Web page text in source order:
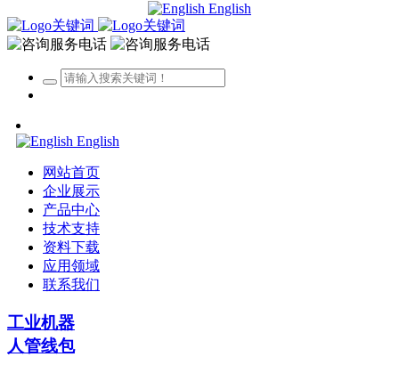
English
English
网站首页
企业展示
产品中心
技术支持
资料下载
应用领域
联系我们
工业机器
人管线包